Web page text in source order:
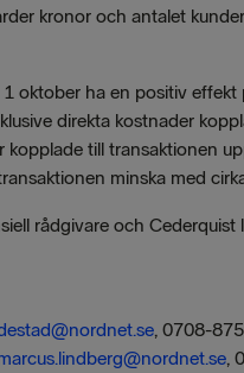
kronor och antalet
oktober ha en positiv
direkta kostnader
kopplade till transaktionen
minska med
rådgivare och
, 0708-
,